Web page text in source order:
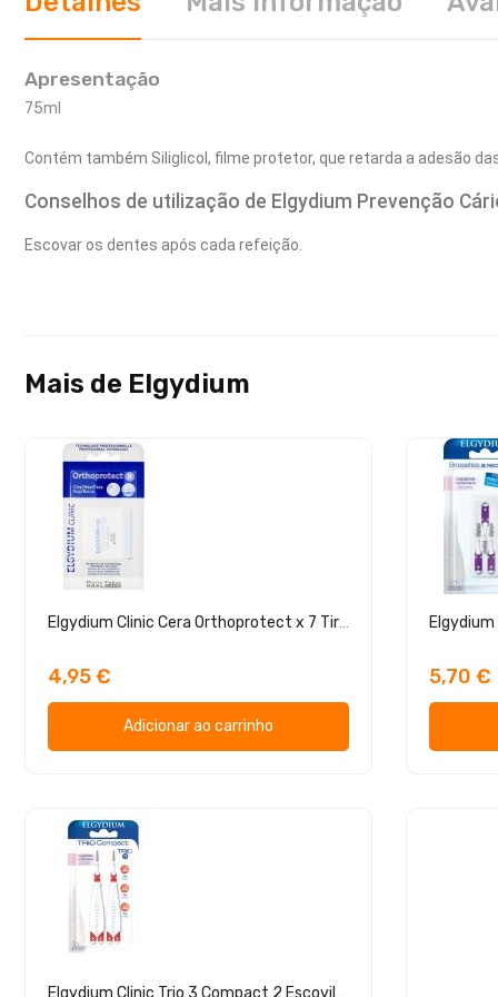
Apresentação
75ml
Contém também Siliglicol, filme protetor, que retarda a adesão
Conselhos de utilização de Elgydium Prevenção
Escovar os dentes após cada refeição.
Mais de Elgydium
Elgydium Clinic Cera Orthoprotect x 7 Tiras
4,95 €
Adicionar ao carrinho
5,70 €
Elgydium Clinic Trio 3 Compact 2 Escovilhões